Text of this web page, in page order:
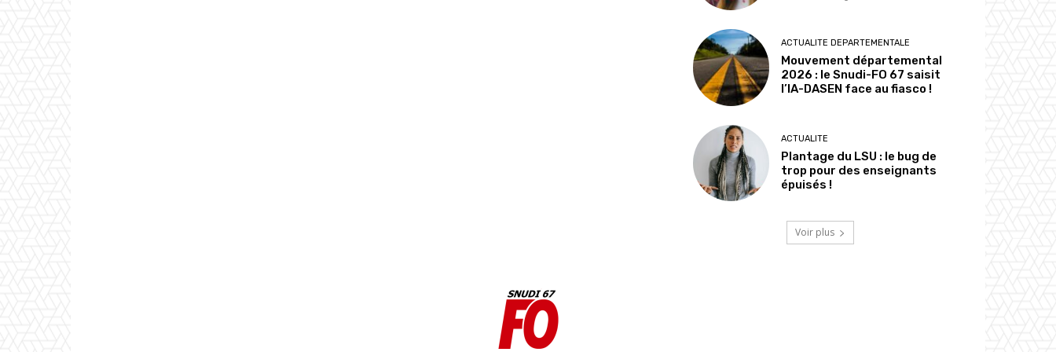
ACTUALITE DEPARTEMENTALE
Mouvement départemental
2026 : le Snudi-FO 67 saisit
l’IA-DASEN face au fiasco !
ACTUALITE
Plantage du LSU : le bug de
trop pour des enseignants
épuisés !
Voir plus